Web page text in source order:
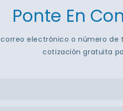
Ponte En
correo electrónico o número
cotización gratuita